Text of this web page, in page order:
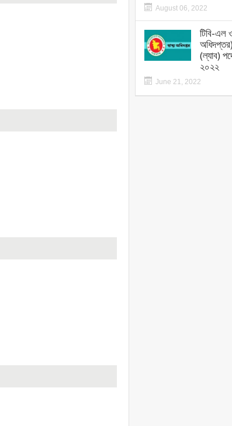
August 06, 2022
টিবি-এল
(ল্যাব)
২০২২
June 21, 2022